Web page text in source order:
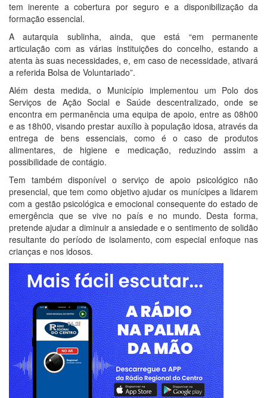
tem inerente a cobertura por seguro e a disponibilização da
formação essencial.
A autarquia sublinha, ainda, que está “em permanente
articulação com as várias instituições do concelho, estando a
atenta às suas necessidades, e, em caso de necessidade, ativará
a referida Bolsa de Voluntariado”.
Além desta medida, o Município implementou um Polo dos
Serviços de Ação Social e Saúde descentralizado, onde se
encontra em permanência uma equipa de apoio, entre as 08h00
e as 18h00, visando prestar auxílio à população idosa, através da
entrega de bens essenciais, como é o caso de produtos
alimentares, de higiene e medicação, reduzindo assim a
possibilidade de contágio.
Tem também disponível o serviço de apoio psicológico não
presencial, que tem como objetivo ajudar os munícipes a lidarem
com a gestão psicológica e emocional consequente do estado de
emergência que se vive no país e no mundo. Desta forma,
pretende ajudar a diminuir a ansiedade e o sentimento de solidão
resultante do período de isolamento, com especial enfoque nas
crianças e nos idosos.